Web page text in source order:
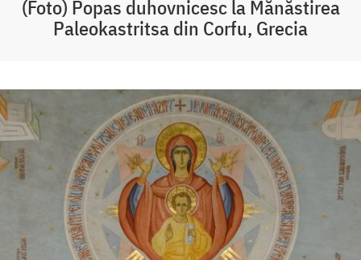
(Foto) Popas duhovnicesc la Mănăstirea
Paleokastritsa din Corfu, Grecia